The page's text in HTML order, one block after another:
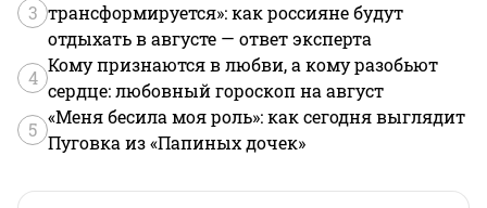
3 трансформируется»: как россияне будут
отдыхать в августе — ответ эксперта
4
Кому признаются в любви, а кому разобьют
сердце: любовный гороскоп на август
5
«Меня бесила моя роль»: как сегодня выглядит
Пуговка из «Папиных дочек»